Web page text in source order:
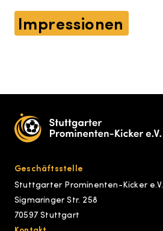
Impressionen
Geschäftsstelle
Stuttgarter Prominenten-Kicker e.V.
Sigmaringer Str. 258
70597 Stuttgart